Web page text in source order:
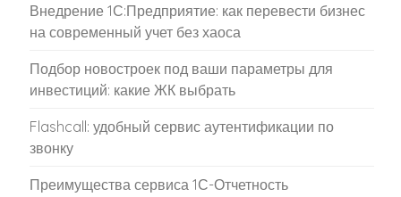
Внедрение 1С:Предприятие: как перевести бизнес
на современный учет без хаоса
Подбор новостроек под ваши параметры для
инвестиций: какие ЖК выбрать
Flashcall: удобный сервис аутентификации по
звонку
Преимущества сервиса 1С-Отчетность